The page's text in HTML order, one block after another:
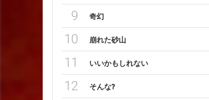
9 奇幻
10 崩れた砂山
11 いいかもしれない
12 そんな?